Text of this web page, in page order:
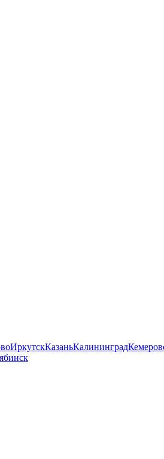
ИркутскКазаньКалининград